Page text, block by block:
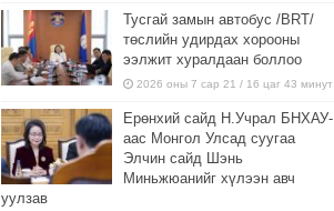
Тусгай замын автобус /BRT/
төслийн удирдах хорооны
ээлжит хуралдаан боллоо
2026 оны 7 сар 21 / 16 цаг 43 минут
Ерөнхий сайд Н.Учрал БНХАУ-
аас Монгол Улсад суугаа
Элчин сайд Шэнь
Миньжюанийг хүлээн авч
уулзав